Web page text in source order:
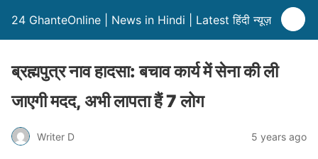
24 GhanteOnline | News in Hindi | Latest हिंदी न्यूज़
ब्रह्मपुत्र नाव हादसा: बचाव कार्य में सेना की ली
जाएगी मदद, अभी लापता हैं 7 लोग
Writer D 5 years ago